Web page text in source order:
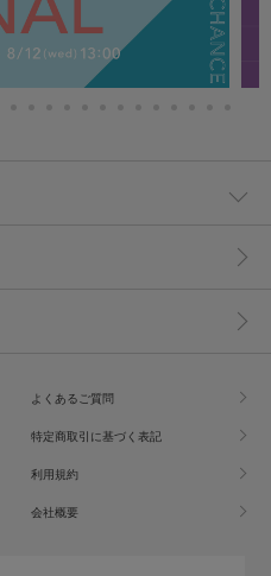
よくあるご質問
特定商取引に基づく表記
利用規約
会社概要